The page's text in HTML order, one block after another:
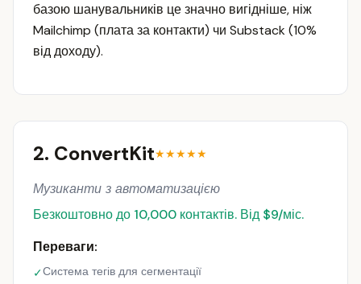
базою шанувальників це значно вигідніше, ніж
Mailchimp (плата за контакти) чи Substack (10%
від доходу).
2. ConvertKit★★★★★
Музиканти з автоматизацією
Безкоштовно до 10,000 контактів. Від $9/міс.
Переваги:
✓Система тегів для сегментації